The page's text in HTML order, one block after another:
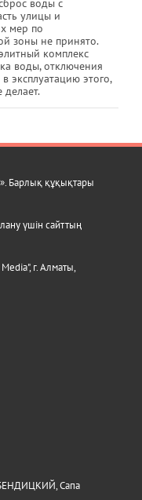
воды с
улицы и
мер по
зоны не принято.
комплекс
воды, отключения
эксплуатацию этого,
Барлық құқықтары
үшін сайттың
г. Алматы,
БЕНДИЦКИЙ, Сапа